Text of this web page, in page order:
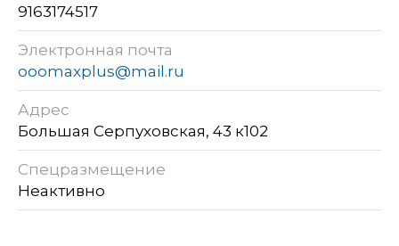
9163174517
Электронная почта
ooomaxplus@mail.ru
Адрес
Большая Серпуховская, 43 к102
Спецразмещение
Неактивно